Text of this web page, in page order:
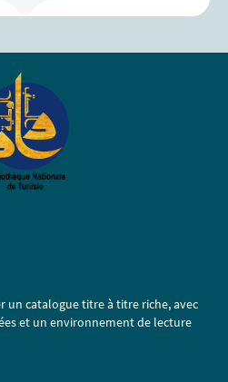
un catalogue titre à titre riche, avec
et un environnement de lecture